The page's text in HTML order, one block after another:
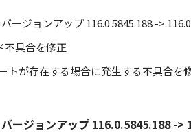
ージョンアップ 116.0.5845.188 ->
具合を修正
が存在する場合に発生する不具合を
ージョンアップ 116.0.5845.188 ->